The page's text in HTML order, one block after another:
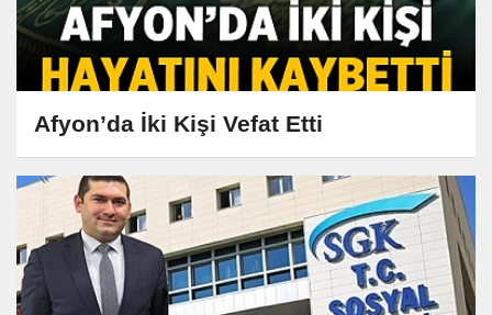
Afyon’da İki Kişi Vefat Etti